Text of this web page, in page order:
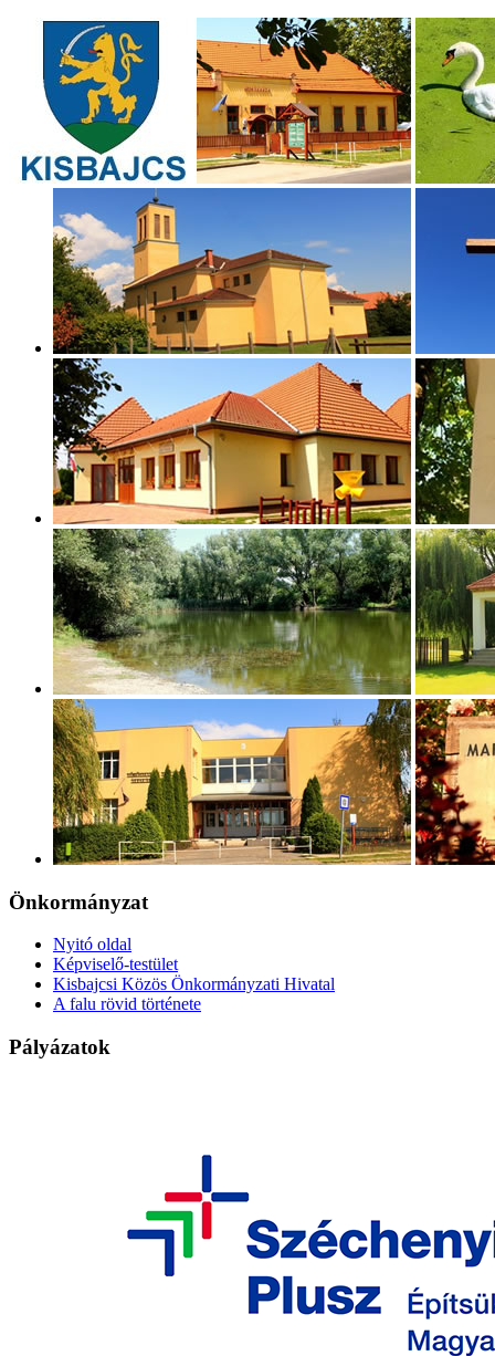
Önkormányzat
Nyitó oldal
Képviselő-testület
Kisbajcsi Közös Önkormányzati Hivatal
A falu rövid története
Pályázatok